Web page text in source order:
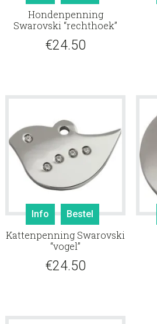
Hondenpenning
Swarovski “rechthoek”
€24.50
Info Bestel
Kattenpenning Swarovski
“vogel”
€24.50